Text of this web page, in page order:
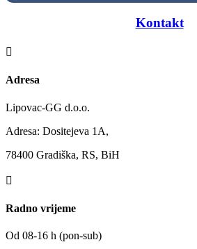
Kontakt—–

Adresa
Lipovac-GG d.o.o.
Adresa: Dositejeva 1A,
78400 Gradiška, RS, BiH

Radno vrijeme
Od 08-16 h (pon-sub)